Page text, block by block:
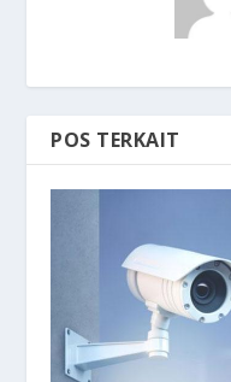
POS TERKAIT